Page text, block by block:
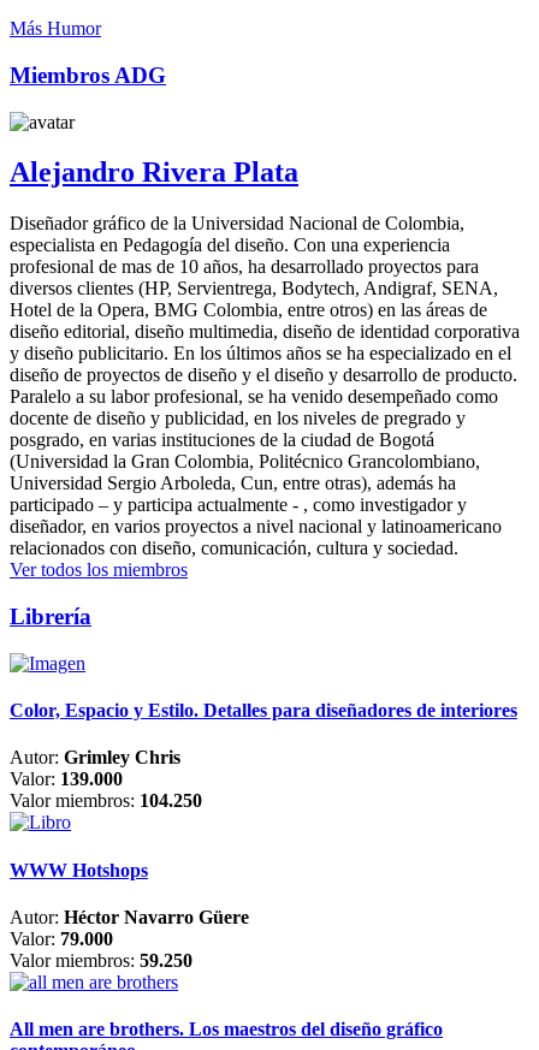
Más Humor
Miembros ADG
Alejandro Rivera Plata
Diseñador gráfico de la Universidad Nacional de Colombia,
especialista en Pedagogía del diseño. Con una experiencia
profesional de mas de 10 años, ha desarrollado proyectos para
diversos clientes (HP, Servientrega, Bodytech, Andigraf, SENA,
Hotel de la Opera, BMG Colombia, entre otros) en las áreas de
diseño editorial, diseño multimedia, diseño de identidad corporativa
y diseño publicitario. En los últimos años se ha especializado en el
diseño de proyectos de diseño y el diseño y desarrollo de producto.
Paralelo a su labor profesional, se ha venido desempeñado como
docente de diseño y publicidad, en los niveles de pregrado y
posgrado, en varias instituciones de la ciudad de Bogotá
(Universidad la Gran Colombia, Politécnico Grancolombiano,
Universidad Sergio Arboleda, Cun, entre otras), además ha
participado – y participa actualmente - , como investigador y
diseñador, en varios proyectos a nivel nacional y latinoamericano
relacionados con diseño, comunicación, cultura y sociedad.
Ver todos los miembros
Librería
Color, Espacio y Estilo. Detalles para diseñadores de interiores
Autor: Grimley Chris
Valor: 139.000
Valor miembros: 104.250
WWW Hotshops
Autor: Héctor Navarro Güere
Valor: 79.000
Valor miembros: 59.250
All men are brothers. Los maestros del diseño gráfico